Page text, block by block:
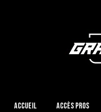
Accueil Accès Pros